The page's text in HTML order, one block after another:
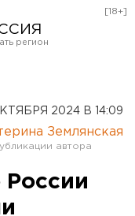
[18+]
2024 В 14:09
Землянская